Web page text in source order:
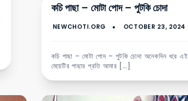
কচি পাছা – মোটা পোদ – পুটকি চোদা
কচি পাছা – মোটা পোদ – পুটকি চোদা অনেকদিন ধরে এই
মেয়েটির পাছার প্রতি আমার […]